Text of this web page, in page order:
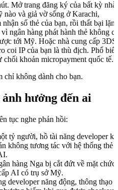
Mở trang đăng ký của bất kỳ nhà
nào và giả vờ sống ở Karachi,
số thẻ của bạn, rồi thất bại
ngân hàng phát hành thẻ không
tới Mỹ. Hoặc nhà cung cấp
coi IP của bạn là thù địch. Phổ
chối khoản micropayment quốc tế.
chỉ không dành cho bạn.
hưởng đến ai
tục nghe phản hồi:
tỷ người, hồ tài năng developer
không tương tác với hệ thống thẻ
hàng Nga bị cắt đứt về mặt chức
AI có trụ sở Mỹ.
developer năng động, thông thạo